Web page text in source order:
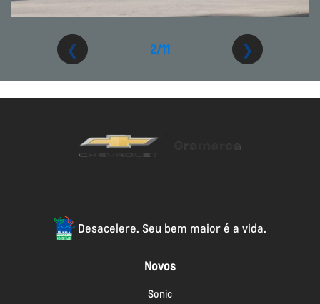
❮ 2/11 ❯
Desacelere. Seu bem maior é a vida.
Novos
Sonic